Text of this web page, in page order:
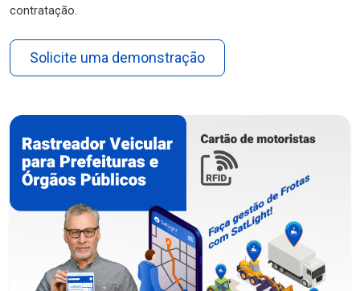
contratação.
Solicite uma demonstração